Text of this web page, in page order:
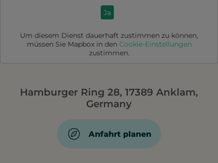
Ja
Um diesem Dienst dauerhaft zustimmen zu können,
müssen Sie Mapboxin den Cookie-Einstellungen
zustimmen.
Hamburger Ring 28, 17389 Anklam,
Germany
Anfahrt planen